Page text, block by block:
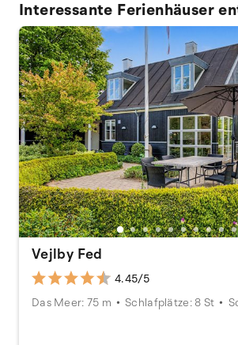
Interessante Ferienhäuser
Vejlby Fed
4.45/5
Das Meer: 75 m
Schlafplätze: 8 St